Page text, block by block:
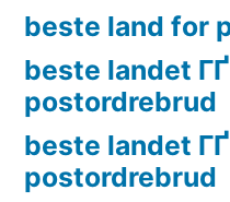
beste land for
beste landet
postordrebrud
beste landet
postordrebrud